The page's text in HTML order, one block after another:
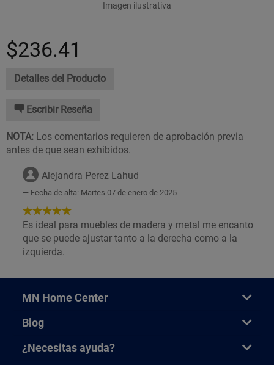
Imagen ilustrativa
$236.41
Detalles del Producto
Escribir Reseña
NOTA: Los comentarios requieren de aprobación previa
antes de que sean exhibidos.
Alejandra Perez Lahud
Fecha de alta: Martes 07 de enero de 2025
5
de
5
Estrellas!
Es ideal para muebles de madera y metal me encanto
que se puede ajustar tanto a la derecha como a la
izquierda.
MN Home Center
Blog
¿Necesitas ayuda?